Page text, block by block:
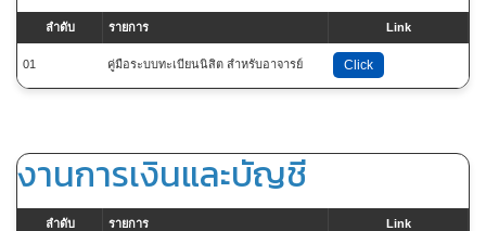
ลำดับ รายการ Link
01 คู่มือระบบทะเบียนนิสิต สำหรับอาจารย์ Click
งานการเงินและบัญชี
ลำดับ รายการ Link